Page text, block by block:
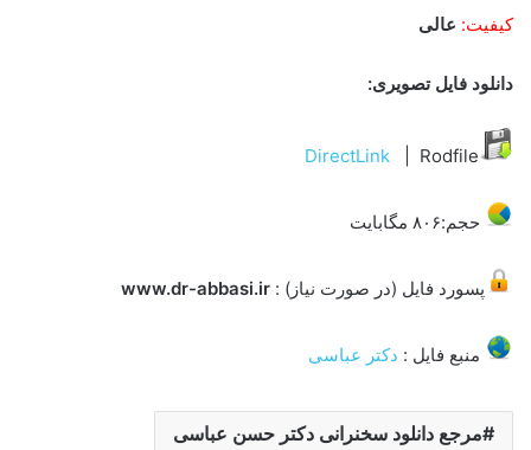
کیفیت: عالی
دانلود فایل تصویری:
DirectLink | Rodfile
حجم:۸۰۶ مگابایت
پسورد فایل (در صورت نیاز) :
منبع فایل : دکتر عباسی
مرجع دانلود سخنرانی دکتر حسن عباسی